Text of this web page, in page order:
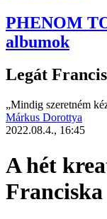
PHENOM
albumok
Legát
„Mindig szeretném
Márkus Dorottya
2022.08.4., 16:45
A hét
Franciska